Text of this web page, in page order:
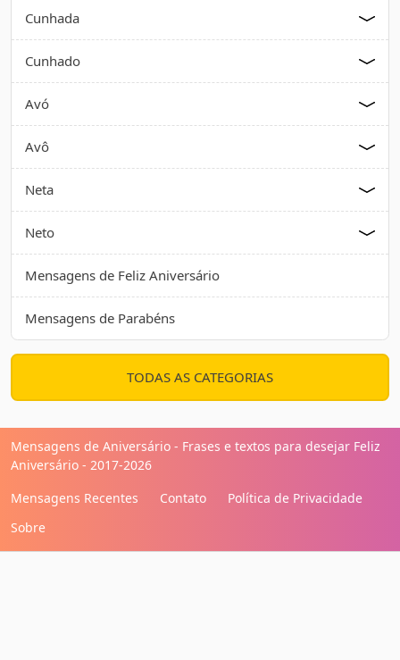
Cunhada
Cunhado
Avó
Avô
Neta
Neto
Mensagens de Feliz Aniversário
Mensagens de Parabéns
TODAS AS CATEGORIAS
Mensagens de Aniversário - Frases e textos para desejar Feliz
Aniversário - 2017-2026
Mensagens Recentes
Contato
Política de Privacidade
Sobre